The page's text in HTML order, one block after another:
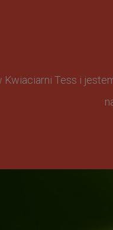
Kwiaciarni Tess i